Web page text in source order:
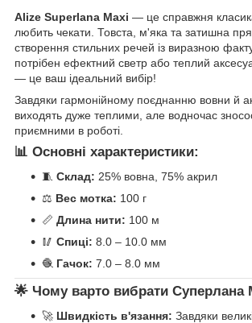
Alize Superlana Maxi — це справжня
любить чекати. Товста, м'яка та затишна
створення стильних речей із виразною
потрібен ефектний светр або теплий
— це ваш ідеальний вибір!
Завдяки гармонійному поєднанню вовни й
виходять дуже теплими, але водночас
приємними в роботі.
📊 Основні характеристики:
🧵 Склад: 25% вовна, 75% акрил
⚖️ Вес мотка: 100 г
📏 Длина нити: 100 м
🥢 Спиці: 8.0 – 10.0 мм
🧶 Гачок: 7.0 – 8.0 мм
🌟 Чому варто вибрати Суперлана
🚀 Швидкість в'язання: Завдяки